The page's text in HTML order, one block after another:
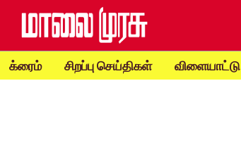
க்ரைம் சிறப்பு செய்திகள் விளையாட்டு